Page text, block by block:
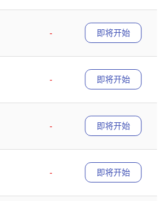
-
即将开始
-
即将开始
-
即将开始
-
即将开始